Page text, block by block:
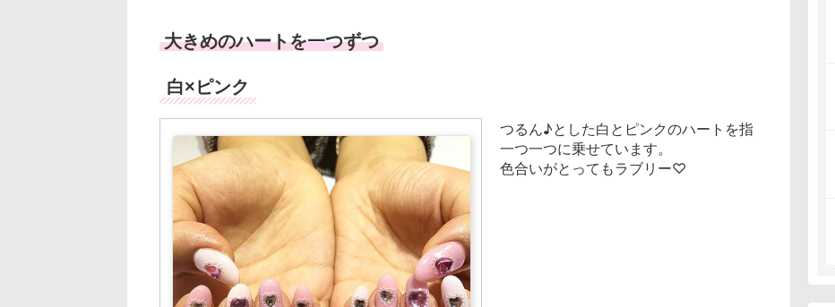
大きめのハートを一つずつ
白×ピンク
つるん♪とした白とピンクのハートを指
一つ一つに乗せています。
色合いがとってもラブリー♡